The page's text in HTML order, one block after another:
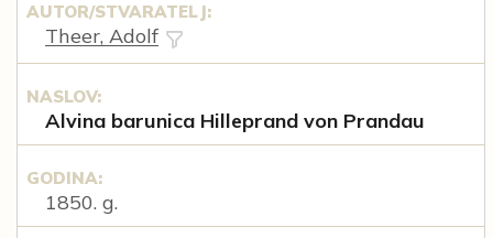
AUTOR/STVARATELJ:
Theer, Adolf
NASLOV:
Alvina barunica Hilleprand von Prandau
GODINA:
1850. g.